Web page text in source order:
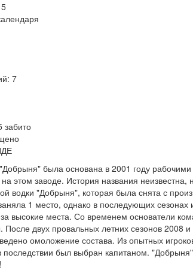
7
забито
была основана в 2001 году
этом заводе. История названия
водки "Добрыня", которая была снята с
1 место, однако в последующих
высокие места. Со временем основатели
После двух провальных летних сезонов 2008
омоложение состава. Из опытных
последствии был выбран капитаном.